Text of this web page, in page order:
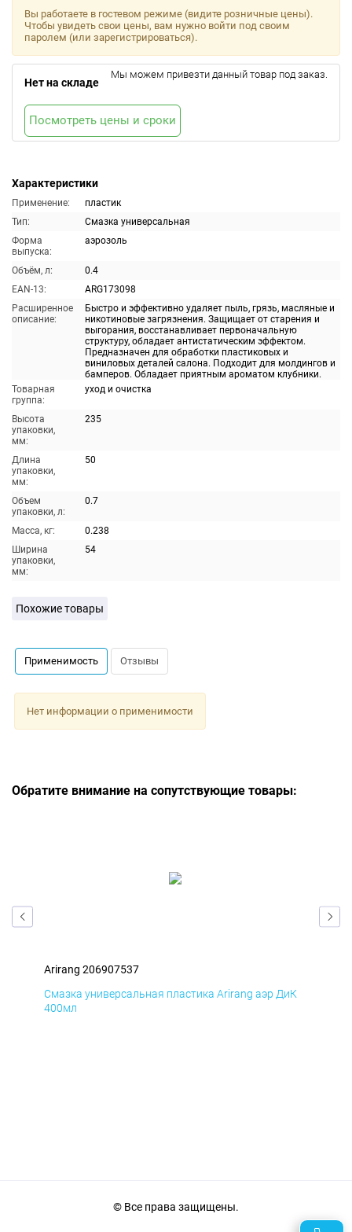
Характеристики
Применение:
пластик
Тип:
Смазка универсальная
Форма
выпуска:
аэрозоль
Объём, л:
0.4
EAN-13:
ARG173098
Расширенное
описание:
Быстро и эффективно удаляет пыль, грязь, масляные и
никотиновые загрязнения. Защищает от старения и
выгорания, восстанавливает первоначальную
структуру, обладает антистатическим эффектом.
Предназначен для обработки пластиковых и
виниловых деталей салона. Подходит для молдингов и
бамперов. Обладает приятным ароматом клубники.
Товарная
группа:
уход и очистка
Высота
упаковки,
мм:
235
Длина
упаковки,
мм:
50
Объем
упаковки, л:
0.7
Масса, кг:
0.238
Ширина
упаковки,
мм:
54
Вы работаете в гостевом режиме (видите розничные цены).
Чтобы увидеть свои цены, вам нужно войти под своим
паролем (или зарегистрироваться).
Нет на складе
Мы можем привезти данный товар под заказ.
Посмотреть цены и сроки
Похожие товары
Применимость Отзывы
Нет информации о применимости
Обратите внимание на сопутствующие товары:
Arirang 206907537
Смазка универсальная пластика Arirang аэр ДиК
400мл
© Все права защищены.